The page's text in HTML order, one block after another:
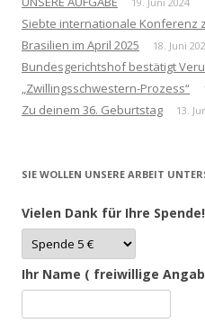
Siebte internationale Konferenz
Brasilien im April 2025
18. Juni
Bundesgerichtshof bestätigt
„Zwillingsschwestern-Prozess“
Zu deinem 36. Geburtstag 13.
SIE WOLLEN UNSERE ARBEIT
Vielen Dank für Ihre Spende!
Ihr Name ( freiwillige